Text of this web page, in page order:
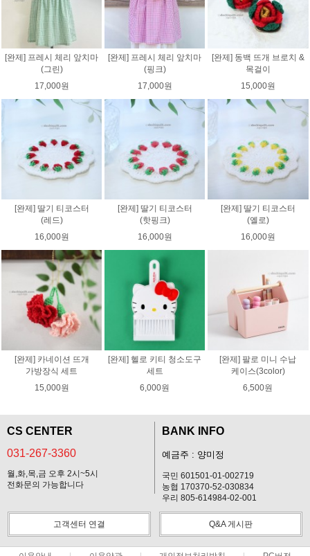
[완제] 프레시 체리 앞치마
(그린)
17,000원
[완제] 프레시 체리 앞치마
(핑크)
17,000원
[완제] 동백 뜨개 브로치 &
목걸이
15,000원
[완제] 딸기 티코스터
(레드)
16,000원
[완제] 딸기 티코스터
(핫핑크)
16,000원
[완제] 딸기 티코스터
(옐로)
16,000원
[완제] 카네이션 뜨개
가방장식 세트
15,000원
[완제] 헬로 키티 청소도구
세트
6,000원
[완제] 팔로 미니 수납
케이스(3color)
6,500원
CS CENTER
031-267-3360
월,화,목,금 오후 2시~5시
전화문의 가능합니다
BANK INFO
예금주 : 양미정
국민 601501-01-002719
농협 170370-52-030834
우리 805-614984-02-001
고객센터 연결 Q&A 게시판